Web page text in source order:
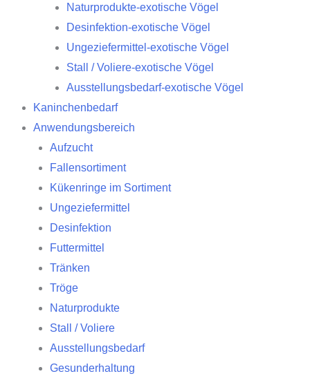
Naturprodukte-exotische Vögel
Desinfektion-exotische Vögel
Ungeziefermittel-exotische Vögel
Stall / Voliere-exotische Vögel
Ausstellungsbedarf-exotische Vögel
Kaninchenbedarf
Anwendungsbereich
Aufzucht
Fallensortiment
Kükenringe im Sortiment
Ungeziefermittel
Desinfektion
Futtermittel
Tränken
Tröge
Naturprodukte
Stall / Voliere
Ausstellungsbedarf
Gesunderhaltung